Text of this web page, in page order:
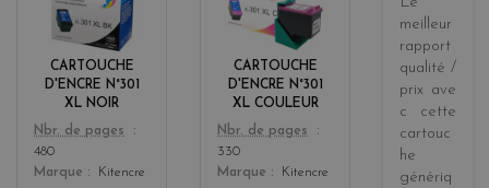
CARTOUCHE
D'ENCRE N°301
XL NOIR
Color
a
c
k
Nbr. de pages
480
Marque
Kitencre
CARTOUCHE
D'ENCRE N°301
XL COULEUR
Color
l
o
r
s
Nbr. de pages
330
Marque
Kitencre
meilleur
rapport
qualité /
prix ave
c cette
cartouc
he
génériq